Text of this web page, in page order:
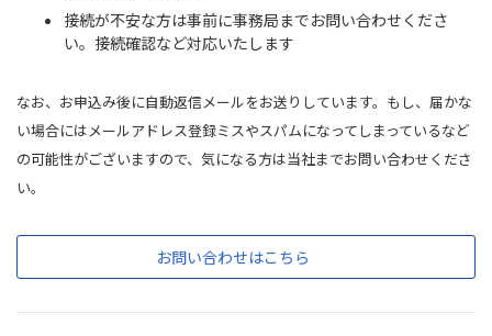
接続が不安な方は事前に事務局までお問い合わせくださ
い。接続確認など対応いたします
なお、お申込み後に自動返信メールをお送りしています。もし、届かな
い場合にはメールアドレス登録ミスやスパムになってしまっているなど
の可能性がございますので、気になる方は当社までお問い合わせくださ
い。
お問い合わせはこちら